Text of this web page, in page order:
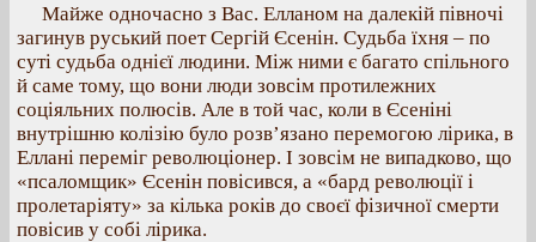
Майже одночасно з Вас. Елланом на далекій півночі
загинув руський поет Сергій Єсенін. Судьба їхня – по
суті судьба однієї людини. Між ними є багато спільного
й саме тому, що вони люди зовсім протилежних
соціяльних полюсів. Але в той час, коли в Єсеніні
внутрішню колізію було розв’язано перемогою лірика, в
Еллані переміг революціонер. І зовсім не випадково, що
«псаломщик» Єсенін повісився, а «бард революції і
пролетаріяту» за кілька років до своєї фізичної смерти
повісив у собі лірика.